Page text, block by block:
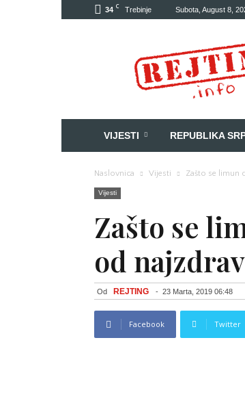
34 C Trebinje Subota, August 8,
VIJESTI REPUBLIKA
Naslovnica Vijesti Zašto se limun
Vijesti
Zašto se
od
Od REJTING - 23 Marta, 2019 06:48
Facebook Twitter